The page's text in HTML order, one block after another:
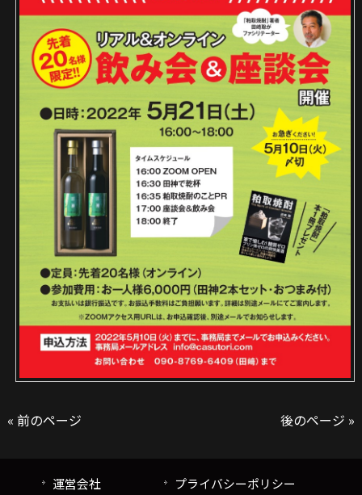
« 前のページ 後のページ »
運営会社 プライバシーポリシー